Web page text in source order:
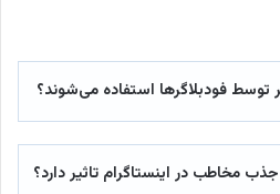
توسط فودبلاگرها استفاده می‌شوند؟
مخاطب در اینستاگرام تاثیر دارد؟